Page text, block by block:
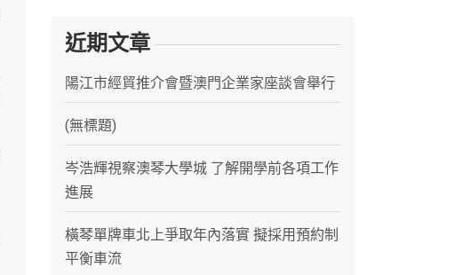
近期文章
陽江市經貿推介會暨澳門企業家座談會舉行
(無標題)
岑浩輝視察澳琴大學城 了解開學前各項工作
進展
橫琴單牌車北上爭取年內落實 擬採用預約制
平衡車流